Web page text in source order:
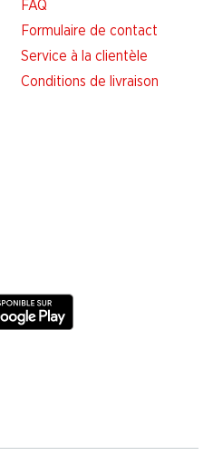
FAQ
Formulaire de contact
Service à la clientèle
Conditions de livraison